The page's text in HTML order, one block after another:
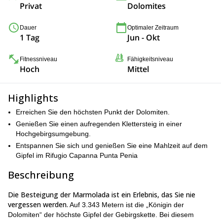
Privat Dolomites
Dauer
1 Tag
Optimaler Zeitraum
Jun - Okt
Fitnessniveau
Hoch
Fähigkeitsniveau
Mittel
Highlights
Erreichen Sie den höchsten Punkt der Dolomiten.
Genießen Sie einen aufregenden Klettersteig in einer
Hochgebirgsumgebung.
Entspannen Sie sich und genießen Sie eine Mahlzeit auf dem
Gipfel im Rifugio Capanna Punta Penia
Beschreibung
Die Besteigung der Marmolada ist ein Erlebnis, das Sie nie
vergessen werden. Auf 3.343 Metern ist die „Königin der
Dolomiten“ der höchste Gipfel der Gebirgskette. Bei diesem